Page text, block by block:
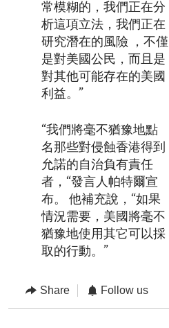
常模糊的，我們正在分
析這項立法，我們正在
研究潛在的風險 ，不僅
是對美國公民，而且是
對其他可能存在的美國
利益。”
“我們將毫不猶豫地點
名那些對侵蝕香港得到
允諾的自治負有責任
者，“發言人帕特爾宣
布。 他補充說，“如果
情況需要，美國將毫不
猶豫地使用其它可以採
取的行動。”
Share Follow us